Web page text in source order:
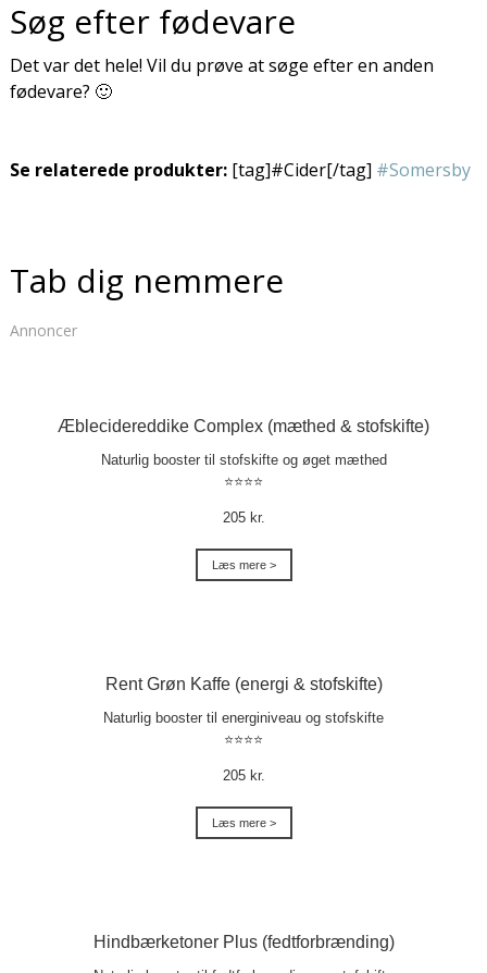
Søg efter fødevare
Det var det hele! Vil du prøve at søge efter en anden
fødevare? 🙂
Se relaterede produkter:[tag]#Cider[/tag] #Somersby
Tab dig nemmere
Annoncer
Æblecidereddike Complex (mæthed & stofskifte)
Naturlig booster til stofskifte og øget mæthed
⭐⭐⭐⭐
205 kr.
Læs mere >
Rent Grøn Kaffe (energi & stofskifte)
Naturlig booster til energiniveau og stofskifte
⭐⭐⭐⭐
205 kr.
Læs mere >
Hindbærketoner Plus (fedtforbrænding)